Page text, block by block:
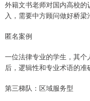
外籍文书老师对国内高校
入，需要中方顾问做好桥梁
匿名案例
一位法律专业的学生，其
后，逻辑性和专业术语的准
第三梯队：区域服务型